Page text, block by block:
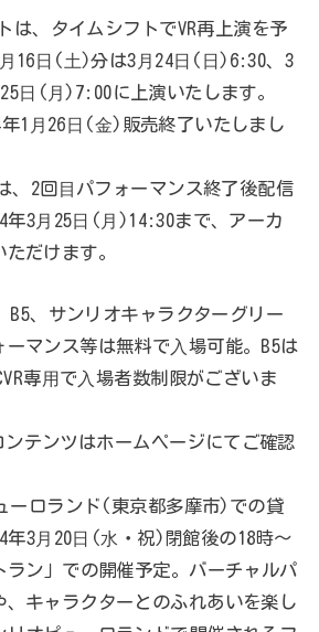
は、タイムシフトでVR再上演を予
16⽇(⼟)分は3⽉24⽇(⽇)6:30、3
⽇(⽉)7:00に上演いたします。
1⽉26⽇(⾦)販売終了いたしまし
、2回⽬パフォーマンス終了後配信
年3⽉25⽇(⽉)14:30まで、アーカ
だけます。
、サンリオキャラクターグリー
マンス等は無料で⼊場可能。B5は
専⽤で⼊場者数制限がございま
テンツはホームページにてご確認
ロランド(東京都多摩市)での貸
年3⽉20⽇(⽔・祝)閉館後の18時〜
ラン」での開催予定。バーチャルパ
、キャラクターとのふれあいを楽し